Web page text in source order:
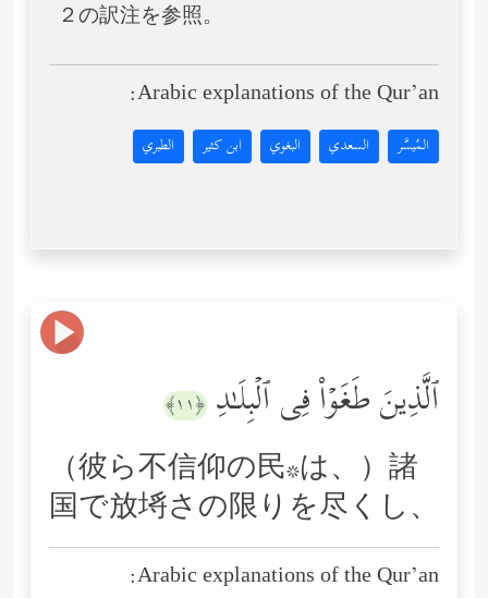
２の訳注を参照。
Arabic explanations of the Qur’an:
المُيسَّر السعدي البغوي ابن كثير الطبري
ٱلَّذِینَ طَغَوۡاْ فِی ٱلۡبِلَـٰدِ ﴿١١﴾
（彼ら不信仰の民*は、）諸
国で放埓さの限りを尽くし、
Arabic explanations of the Qur’an: